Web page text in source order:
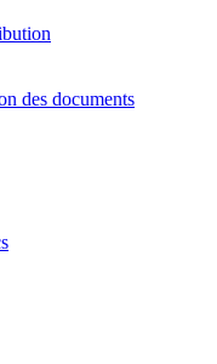
des documents